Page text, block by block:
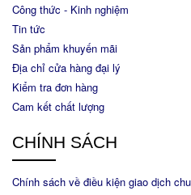
Công thức - Kinh nghiệm
Tin tức
Sản phẩm khuyến mãi
Địa chỉ cửa hàng đại lý
Kiểm tra đơn hàng
Cam kết chất lượng
CHÍNH SÁCH
Chính sách về điều kiện giao dịch